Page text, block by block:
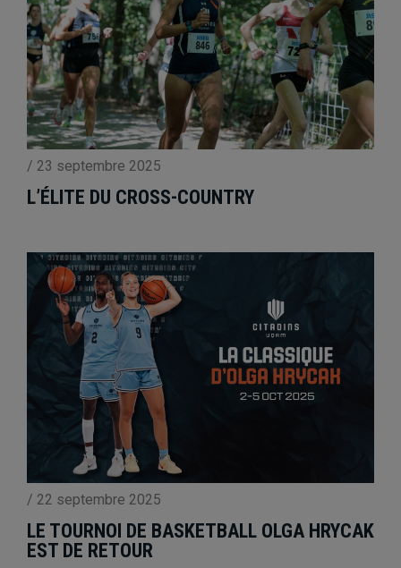
/ 23 septembre 2025
L’ÉLITE DU CROSS-COUNTRY
/ 22 septembre 2025
LE TOURNOI DE BASKETBALL OLGA HRYCAK
EST DE RETOUR